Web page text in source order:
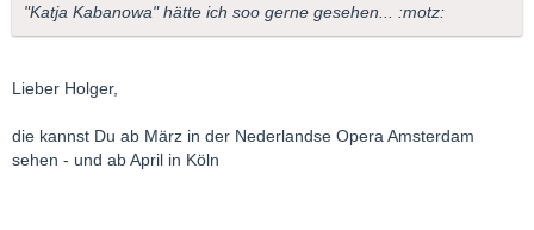
"Katja Kabanowa" hätte ich soo gerne gesehen... :motz:
Lieber Holger,
die kannst Du ab März in der Nederlandse Opera Amsterdam
sehen - und ab April in Köln